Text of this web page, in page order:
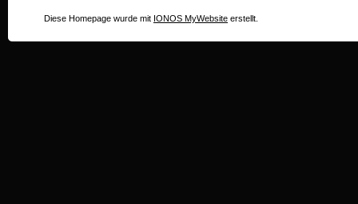
Diese Homepage wurde mit IONOS MyWebsite erstellt.